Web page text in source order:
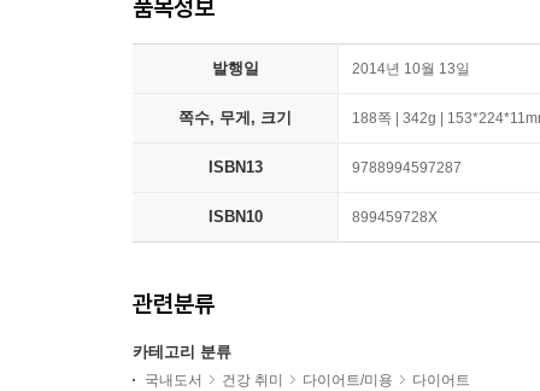
품목정보
발행일 2014년 10월 13일
쪽수, 무게, 크기 188쪽 | 342g |
ISBN13 9788994597287
ISBN10 899459728X
관련분류
카테고리 분류
국내도서 건강 취미 다이어트/미용 다이어트